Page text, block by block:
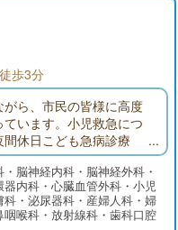
歩3分
ら、市民の皆様に高度
います。小児救急につ
休日こども急病診療
救急まで対応できる体
産期医療についても新
設置し、安心して出産で
脳神経内科・脳神経外科・
内科・心臓血管外科・小児
・泌尿器科・産婦人科・婦
喉科・放射線科・歯科口腔